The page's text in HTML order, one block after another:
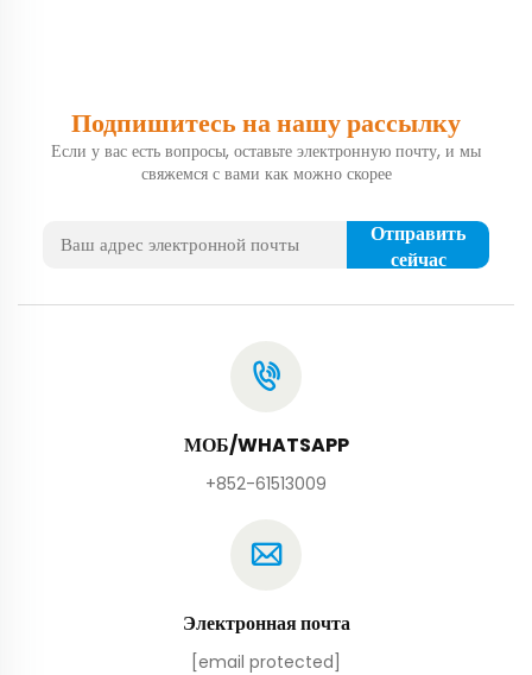
Подпишитесь на нашу рассылку
Если у вас есть вопросы, оставьте электронную почту, и мы
свяжемся с вами как можно скорее
Отправить
сейчас
МОБ/WHATSAPP
+852-61513009
Электронная почта
[email protected]